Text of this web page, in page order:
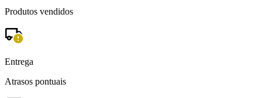
Produtos vendidos
Entrega
Atrasos pontuais